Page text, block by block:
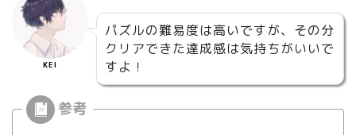
KEI
パズルの難易度は高いですが、その分
クリアできた達成感は気持ちがいいで
すよ！